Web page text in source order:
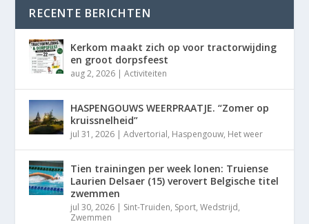
RECENTE BERICHTEN
Kerkom maakt zich op voor tractorwijding
en groot dorpsfeest
aug 2, 2026 |Activiteiten
HASPENGOUWS WEERPRAATJE. “Zomer op
kruissnelheid”
jul 31, 2026 |Advertorial, Haspengouw, Het weer
Tien trainingen per week lonen: Truiense
Laurien Delsaer (15) verovert Belgische titel
zwemmen
jul 30, 2026 | Sint-Truiden, Sport,Wedstrijd,
Zwemmen